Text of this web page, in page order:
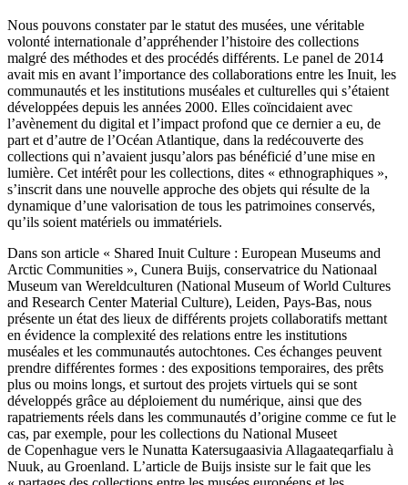
Nous pouvons constater par le statut des musées, une véritable
volonté internationale d’appréhender l’histoire des collections
malgré des méthodes et des procédés différents. Le panel de 2014
avait mis en avant l’importance des collaborations entre les Inuit, les
communautés et les institutions muséales et culturelles qui s’étaient
développées depuis les années 2000. Elles coïncidaient avec
l’avènement du digital et l’impact profond que ce dernier a eu, de
part et d’autre de l’Océan Atlantique, dans la redécouverte des
collections qui n’avaient jusqu’alors pas bénéficié d’une mise en
lumière. Cet intérêt pour les collections, dites « ethnographiques »,
s’inscrit dans une nouvelle approche des objets qui résulte de la
dynamique d’une valorisation de tous les patrimoines conservés,
qu’ils soient matériels ou immatériels.
Dans son article « Shared Inuit Culture : European Museums and
Arctic Communities », Cunera Buijs, conservatrice du Nationaal
Museum van Wereldculturen (National Museum of World Cultures
and Research Center Material Culture), Leiden, Pays-Bas, nous
présente un état des lieux de différents projets collaboratifs mettant
en évidence la complexité des relations entre les institutions
muséales et les communautés autochtones. Ces échanges peuvent
prendre différentes formes : des expositions temporaires, des prêts
plus ou moins longs, et surtout des projets virtuels qui se sont
développés grâce au déploiement du numérique, ainsi que des
rapatriements réels dans les communautés d’origine comme ce fut le
cas, par exemple, pour les collections du National Museet
de Copenhague vers le Nunatta Katersugaasivia Allagaateqarfialu à
Nuuk, au Groenland. L’article de Buijs insiste sur le fait que les